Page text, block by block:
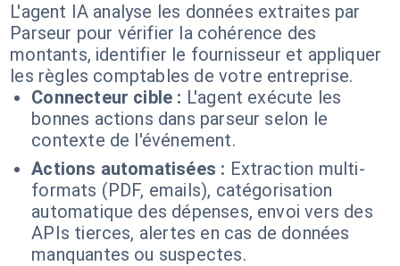
L'agent IA analyse les données extraites par
Parseur pour vérifier la cohérence des
montants, identifier le fournisseur et appliquer
les règles comptables de votre entreprise.
Connecteur cible : L'agent exécute les
bonnes actions dans parseur selon le
contexte de l'événement.
Actions automatisées : Extraction multi-
formats (PDF, emails), catégorisation
automatique des dépenses, envoi vers des
APIs tierces, alertes en cas de données
manquantes ou suspectes.